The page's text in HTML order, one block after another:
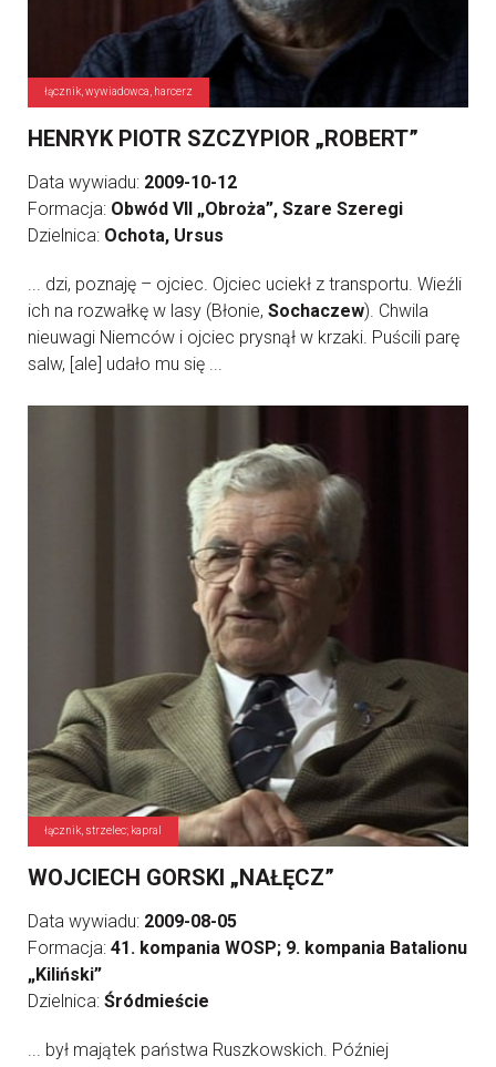
łącznik, wywiadowca, harcerz
HENRYK PIOTR SZCZYPIOR „ROBERT”
Data wywiadu: 2009-10-12
Formacja: Obwód VII „Obroża”, Szare Szeregi
Dzielnica: Ochota, Ursus
... dzi, poznaję – ojciec. Ojciec uciekł z transportu. Wieźli
ich na rozwałkę w lasy (Błonie, Sochaczew). Chwila
nieuwagi Niemców i ojciec prysnął w krzaki. Puścili parę
salw, [ale] udało mu się ...
łącznik, strzelec; kapral
WOJCIECH GORSKI „NAŁĘCZ”
Data wywiadu: 2009-08-05
Formacja: 41. kompania WOSP; 9. kompania Batalionu
„Kiliński”
Dzielnica: Śródmieście
... był majątek państwa Ruszkowskich. Później